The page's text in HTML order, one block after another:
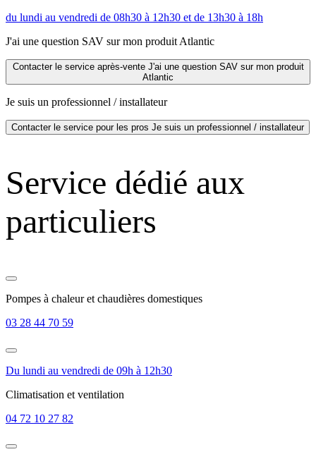
du lundi au vendredi de 08h30 à 12h30 et de 13h30 à 18h
J'ai une question SAV sur mon produit Atlantic
Contacter le service après-vente J'ai une question SAV sur mon produit
Atlantic
Je suis un professionnel / installateur
Contacter le service pour les pros Je suis un professionnel / installateur
Service dédié aux
particuliers
Pompes à chaleur et chaudières domestiques
03 28 44 70 59
Du lundi au vendredi de 09h à 12h30
Climatisation et ventilation
04 72 10 27 82